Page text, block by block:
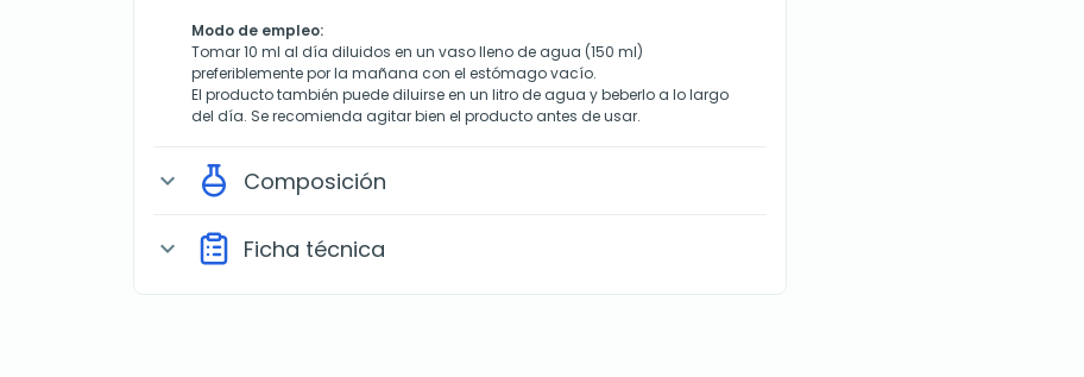
Modo de empleo:
Tomar 10 ml al día diluidos en un vaso lleno de agua (150 ml)
preferiblemente por la mañana con el estómago vacío.
El producto también puede diluirse en un litro de agua y beberlo a lo largo
del día. Se recomienda agitar bien el producto antes de usar.
expand_more Composición
expand_more Ficha técnica